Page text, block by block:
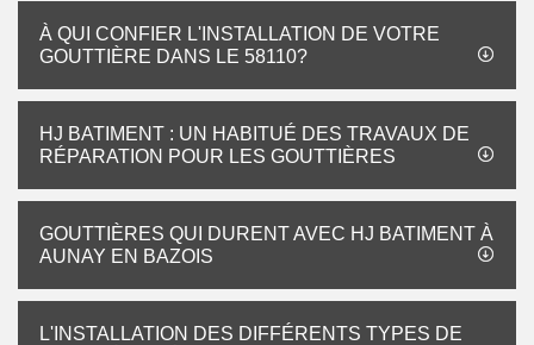
À QUI CONFIER L'INSTALLATION DE VOTRE
GOUTTIÈRE DANS LE 58110?
HJ BATIMENT : UN HABITUÉ DES TRAVAUX DE
RÉPARATION POUR LES GOUTTIÈRES
GOUTTIÈRES QUI DURENT AVEC HJ BATIMENT À
AUNAY EN BAZOIS
L'INSTALLATION DES DIFFÉRENTS TYPES DE